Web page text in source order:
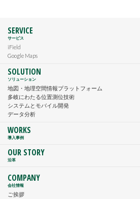
SERVICE
サービス
iField
Google Maps
SOLUTION
ソリューション
地図・地理空間情報プラットフォーム
多岐にわたる位置測位技術
システムとモバイル開発
データ分析
WORKS
導入事例
OUR STORY
沿革
COMPANY
会社情報
ご挨拶